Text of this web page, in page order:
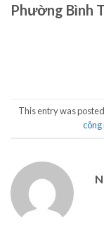
Phường Bình
This entry was
công